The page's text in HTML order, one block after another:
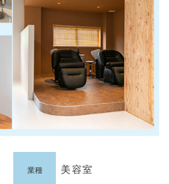
業種 美容室